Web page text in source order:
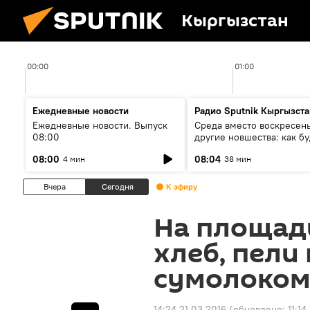
Кыргызстан
00:00 01:00
Ежедневные новости
Ежедневные новости. Выпуск
08:00
08:00 4 мин
Радио Sputnik
Среда вместо
другие новшества: как
08:04 38 мин
Вчера Сегодня К эфиру
На
хлеб,
сумолоком